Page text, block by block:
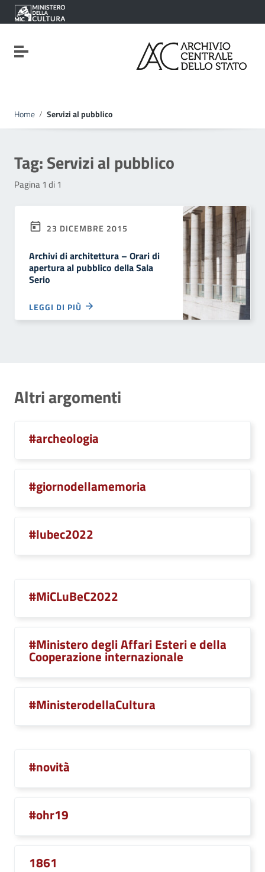
Vai ai contenuti
Vai al menu di navigazione
Vai al footer
Attiva / disattiva la navigazione
Home / Servizi al pubblico
Tag:Servizi al pubblico
Pagina 1 di 1
23 DICEMBRE 2015
Archivi di architettura – Orari di
apertura al pubblico della Sala
Serio
LEGGI DI PIÙ
Altri argomenti
#archeologia
#giornodellamemoria
#lubec2022
#MiCLuBeC2022
#Ministero degli Affari Esteri e della
Cooperazione internazionale
#MinisterodellaCultura
#novità
#ohr19
1861